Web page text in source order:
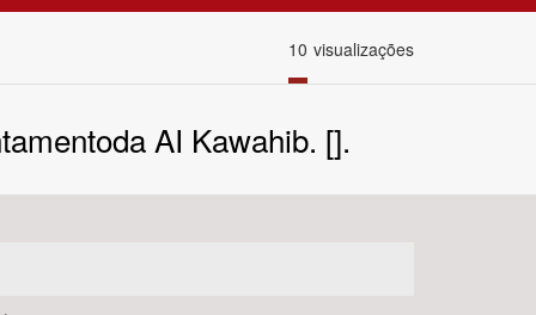
10 visualizações
AI Kawahib. [].